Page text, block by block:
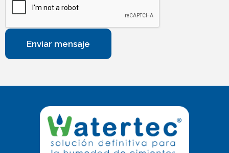
Enviar mensaje